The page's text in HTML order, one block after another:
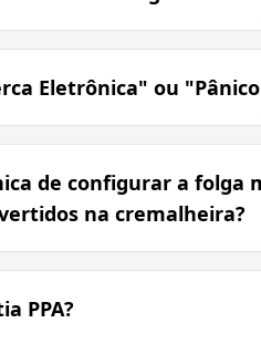
Eletrônica" ou
de configurar a folga
na cremalheira?
PPA?